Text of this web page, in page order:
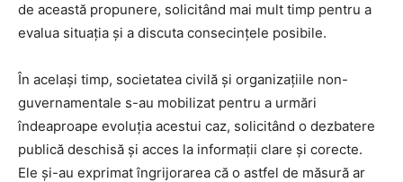
de această propunere, solicitând mai mult timp pentru a
evalua situația și a discuta consecințele posibile.
În același timp, societatea civilă și organizațiile non-
guvernamentale s-au mobilizat pentru a urmări
îndeaproape evoluția acestui caz, solicitând o dezbatere
publică deschisă și acces la informații clare și corecte.
Ele și-au exprimat îngrijorarea că o astfel de măsură ar